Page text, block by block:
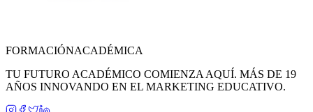
FORMACIÓNACADÉMICA
TU FUTURO ACADÉMICO COMIENZA AQUÍ. MÁS DE 19
AÑOS INNOVANDO EN EL MARKETING EDUCATIVO.